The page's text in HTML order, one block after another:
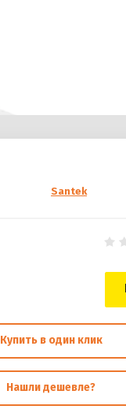
Santek
Купить в один клик
Нашли дешевле?